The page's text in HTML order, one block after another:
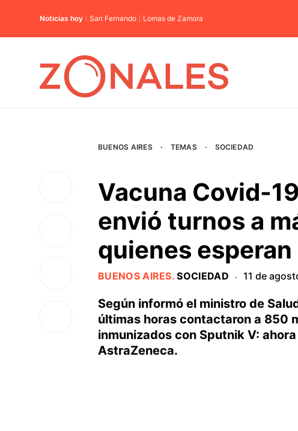
Noticias hoy San Fernando Lomas de Zamora
BUENOS AIRES · TEMAS · SOCIEDAD
Vacuna Covid-
envió turnos a
quienes
BUENOS AIRES.SOCIEDAD · 11 de
Según informó el ministro de
últimas horas contactaron a 850
inmunizados con Sputnik V:
AstraZeneca.